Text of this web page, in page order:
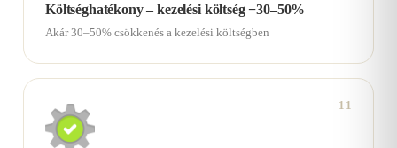
Költséghatékony – kezelési költség −30–50%
Akár 30–50% csökkenés a kezelési költségben
11